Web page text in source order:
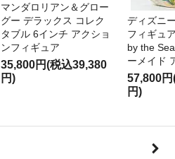
マンダロリアン＆グロー
グー デラックス コレク
タブル 6インチ アクショ
ンフィギュア
35,800円(税込39,380
円)
ディズニ
フィギュ
by the
ーメイド
57,800
円)